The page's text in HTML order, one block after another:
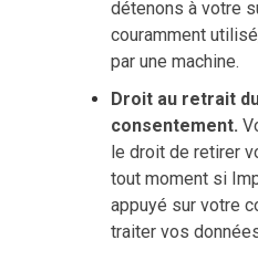
détenons à votre
couramment
par une machine.
Droit au retrait
consentement.
le droit de retirer
tout moment si
appuyé sur votre
traiter vos